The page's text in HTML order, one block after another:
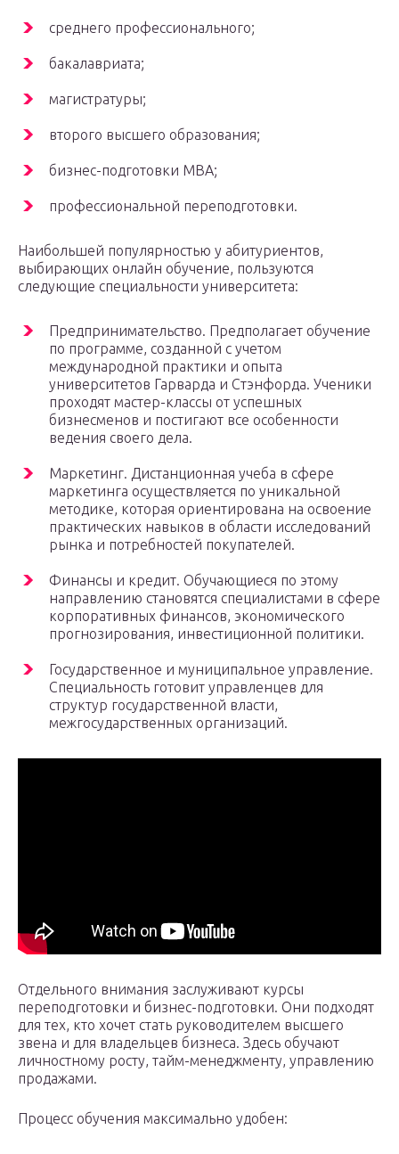
среднего профессионального;
бакалавриата;
магистратуры;
второго высшего образования;
бизнес-подготовки MBA;
профессиональной переподготовки.
Наибольшей популярностью у абитуриентов,
выбирающих онлайн обучение, пользуются
следующие специальности университета:
Предпринимательство. Предполагает обучение
по программе, созданной с учетом
международной практики и опыта
университетов Гарварда и Стэнфорда. Ученики
проходят мастер-классы от успешных
бизнесменов и постигают все особенности
ведения своего дела.
Маркетинг. Дистанционная учеба в сфере
маркетинга осуществляется по уникальной
методике, которая ориентирована на освоение
практических навыков в области исследований
рынка и потребностей покупателей.
Финансы и кредит. Обучающиеся по этому
направлению становятся специалистами в сфере
корпоративных финансов, экономического
прогнозирования, инвестиционной политики.
Государственное и муниципальное управление.
Специальность готовит управленцев для
структур государственной власти,
межгосударственных организаций.
Отдельного внимания заслуживают курсы
переподготовки и бизнес-подготовки. Они подходят
для тех, кто хочет стать руководителем высшего
звена и для владельцев бизнеса. Здесь обучают
личностному росту, тайм-менеджменту, управлению
продажами.
Процесс обучения максимально удобен: